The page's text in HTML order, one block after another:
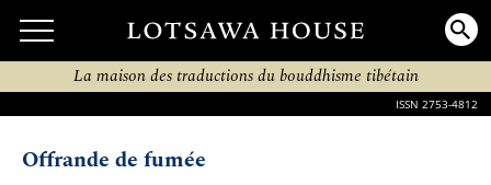
La maison des traductions du bouddhisme tibétain
ISSN 2753-4812
Offrande de fumée